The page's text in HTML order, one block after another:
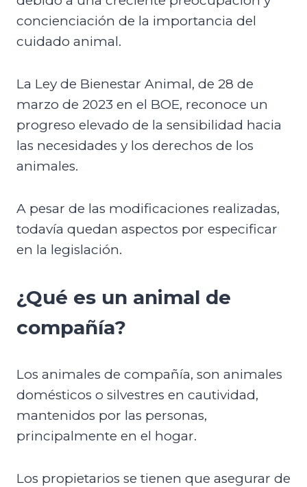
concienciación de la importancia del
cuidado animal.
La Ley de Bienestar Animal, de 28 de
marzo de 2023 en el BOE, reconoce un
progreso elevado de la sensibilidad hacia
las necesidades y los derechos de los
animales.
A pesar de las modificaciones realizadas,
todavía quedan aspectos por especificar
en la legislación.
¿Qué es un animal de
compañía?
Los animales de compañía, son animales
domésticos o silvestres en cautividad,
mantenidos por las personas,
principalmente en el hogar.
Los propietarios se tienen que asegurar de